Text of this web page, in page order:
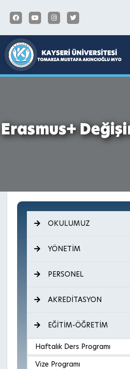
Erasmus+
OKULUMUZ
YÖNETİM
PERSONEL
AKREDİTASYON
EĞİTİM-ÖĞRETİM
Haftalık Ders Programı
Vize Programı